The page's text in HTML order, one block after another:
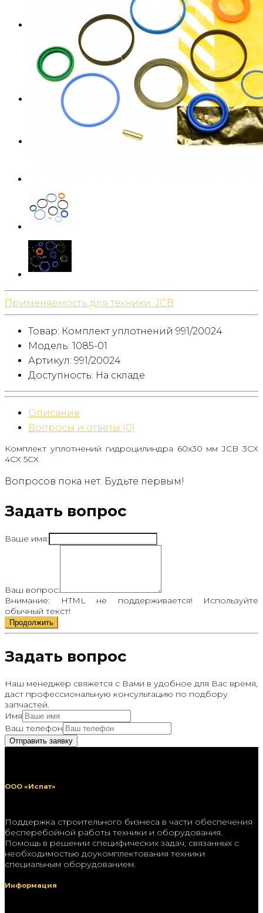
- Гидромолоты в наличии
Дробильно-сортировочное оборудование+
- Дробилки
- Грохоты
↘ Cкальперы
↘ Грохоты
↘ Мобильные грохоты контейнерного
Масло RIXX
Новинка+
- Моторные масла
- Трансмиссионные масла
- Гидравлические масла
Применяемость для техники: JCB
Товар: Комплект уплотнений 991/20024
Модель: 1085-01
Артикул: 991/20024
Доступность: На складе
Описание
Вопросы и ответы (0)
Комплект уплотнений гидроцилиндра 60х30 мм JCB 3CX
4CX 5CX
Вопросов пока нет. Будьте первым!
Задать вопрос
Ваше имя:
Ваш вопрос:
Внимание: HTML не поддерживается! Используйте
обычный текст!
Продолжить
Задать вопрос
Наш менеджер свяжется с Вами в удобное для Вас время,
даст профессиональную консультацию по подбору
запчастей.
Имя
Ваш телефон
ООО «Испат»
Поддержка строительного бизнеса в части обеспечения
бесперебойной работы техники и оборудования.
Помощь в решении специфических задач, связанных с
необходимостью доукомплектования техники
специальным оборудованием.
Информация